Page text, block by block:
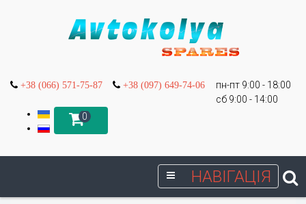
+38 (066) 571-75-87 +38 (097) 649-74-06
пн-пт 9:00 - 18:00
сб 9:00 - 14:00
0
НАВІГАЦІЯ